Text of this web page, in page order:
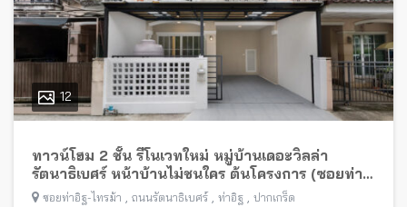
12
ทาวน์โฮม 2 ชั้น รีโนเวทใหม่ หมู่บ้านเดอะวิลล่า
รัตนาธิเบศร์ หน้าบ้านไม่ชนใคร ต้นโครงการ (ซอยท่า
อิฐ-ไทรม้า) พร้อมอยู่ ใกล้รถไฟฟ้าสายสีม่วง
ซอยท่าอิฐ-ไทรม้า , ถนนรัตนาธิเบศร์ , ท่าอิฐ , ปากเกร็ด